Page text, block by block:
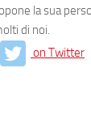
la sua
di noi.
on Twitter